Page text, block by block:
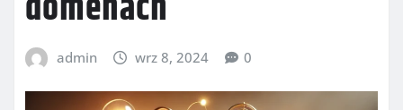
admin wrz 8, 2024 0